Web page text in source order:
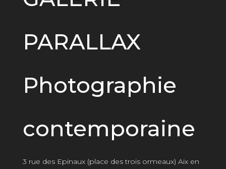
PARALLAX
Photographie
contemporaine
3 rue des Epinaux (place des trois ormeaux) Aix en